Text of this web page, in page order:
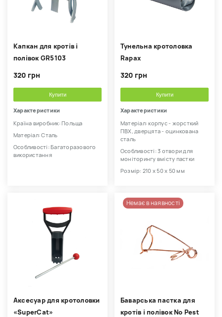
Капкан для кротів і
полівок GR5103
320 грн
Купити
Характеристики
Країна виробник: Польща
Матеріал: Сталь
Особливості: Багаторазового
використання
Тунельна кротоловка
Rapax
320 грн
Купити
Характеристики
Матеріал: корпус - жорсткий
ПВХ, дверцята - оцинкована
сталь
Особливості: 3 отвори для
моніторингу вмісту пастки
Розмір: 210 х 50 х 50 мм
Аксесуар для кротоловки
«SuperCat»
Немає в наявності
Баварська пастка для
кротів і полівок No Pest